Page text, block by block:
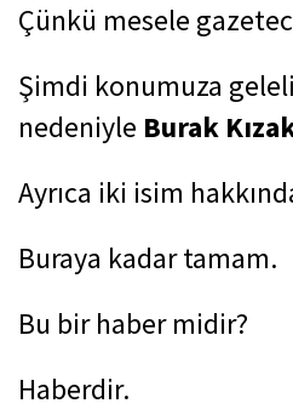
Çünkü mesele
Şimdi konumuza
nedeniyle Burak
Ayrıca iki isim
Buraya kadar tamam.
Bu bir haber midir?
Haberdir.